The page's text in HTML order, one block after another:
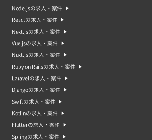
急募の案件・求人の単価や報酬は、案件の内容や雇用形
によって異なります。ただし、急募の案件・求人は、
ンスの場合、単価は時間単価やプロジェクト全体の契約
とが多く、急募の場合は通常よりも高めの単価で案件
ります。一方、アルバイトや派遣の場合は、時給や日
決まります。急募の場合は、通常の募集よりも時給や日
ことがあります。<ただし、急募であるために、業務内
や、短期間で大量の仕事をこなす必要がある場合は、
大きく、労働時間が長くなることがあるため、自分に合
ぶことが大切です。
Node.jsの求人・案件
Reactの求人・案件
Next.jsの求人・案件
Vue.jsの求人・案件
Nuxt.jsの求人・案件
Ruby on Railsの求人・案件
Laravelの求人・案件
Djangoの求人・案件
Swiftの求人・案件
Kotlinの求人・案件
Flutterの求人・案件
Springの求人・案件